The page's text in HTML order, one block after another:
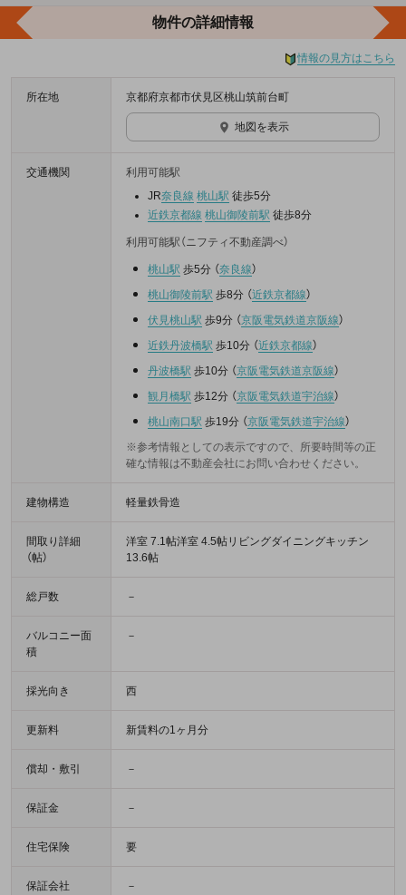
物件の詳細情報
情報の見方はこちら
所在地 京都府京都市伏見区桃山筑前台町
地図を表示
交通機関
利用可能駅
JR奈良線 桃山駅 徒歩5分
近鉄京都線 桃山御陵前駅 徒歩8分
利用可能駅（ニフティ不動産調べ）
桃山駅 歩5分 （奈良線）
桃山御陵前駅 歩8分 （近鉄京都線）
伏見桃山駅 歩9分 （京阪電気鉄道京阪線）
近鉄丹波橋駅 歩10分 （近鉄京都線）
丹波橋駅 歩10分 （京阪電気鉄道京阪線）
観月橋駅 歩12分 （京阪電気鉄道宇治線）
桃山南口駅 歩19分 （京阪電気鉄道宇治線）
※参考情報としての表示ですので、所要時間等の正
確な情報は不動産会社にお問い合わせください。
建物構造 軽量鉄骨造
間取り詳細
（帖）
洋室 7.1帖洋室 4.5帖リビングダイニングキッチン
13.6帖
総戸数 －
バルコニー面
積
－
採光向き 西
更新料 新賃料の1ヶ月分
償却・敷引 －
保証金 －
住宅保険 要
保証会社 －